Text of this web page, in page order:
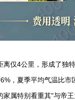
仅4公里，形成了
，夏季平均气温比
属特别看重其"与帝